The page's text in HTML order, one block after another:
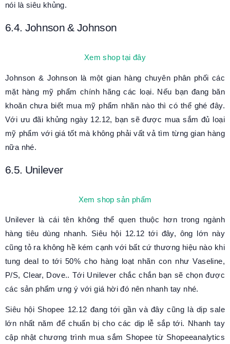
nói là siêu khủng.
6.4. Johnson & Johnson
Xem shop tại đây
Johnson & Johnson là một gian hàng chuyên phân phối các
mặt hàng mỹ phẩm chính hãng các loại. Nếu bạn đang băn
khoăn chưa biết mua mỹ phẩm nhãn nào thì có thể ghé đây.
Với ưu đãi khủng ngày 12.12, bạn sẽ được mua sắm đủ loại
mỹ phẩm với giá tốt mà không phải vất vả tìm từng gian hàng
nữa nhé.
6.5. Unilever
Xem shop sản phẩm
Unilever là cái tên không thể quen thuộc hơn trong ngành
hàng tiêu dùng nhanh. Siêu hội 12.12 tới đây, ông lớn này
cũng tỏ ra không hề kém cạnh với bất cứ thương hiệu nào khi
tung deal to tới 50% cho hàng loạt nhãn con như Vaseline,
P/S, Clear, Dove.. Tới Unilever chắc chắn bạn sẽ chọn được
các sản phẩm ưng ý với giá hời đó nên nhanh tay nhé.
Siêu hội Shopee 12.12 đang tới gần và đây cũng là dịp sale
lớn nhất năm để chuẩn bị cho các dịp lễ sắp tới. Nhanh tay
cập nhật chương trình mua sắm Shopee từ Shopeeanalytics